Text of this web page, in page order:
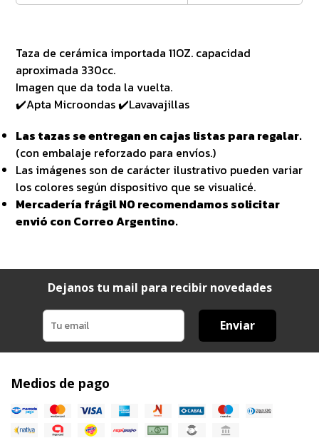
Taza de cerámica importada 11OZ. capacidad
aproximada 330cc.
Imagen que da toda la vuelta.
✔️Apta Microondas ✔️Lavavajillas
Las tazas se entregan en cajas listas para regalar.
(con embalaje reforzado para envíos.)
Las imágenes son de carácter ilustrativo pueden variar
los colores según dispositivo que se visualicé.
Mercadería frágil NO recomendamos solicitar
envió con Correo Argentino.
Dejanos tu mail para recibir novedades
Enviar
Medios de pago